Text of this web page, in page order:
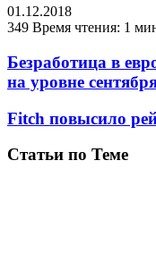
01.12.2018
349 Время чтения: 1
Безработица в
на уровне
Fitch повысило
Статьи по Теме